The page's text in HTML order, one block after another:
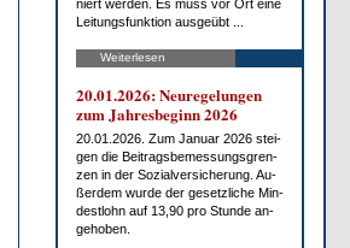
niert wer­den. Es muss vor Ort ei­ne
Lei­tungs­funk­ti­on aus­ge­übt ...
Weiterlesen
20.01.2026: Neu­re­ge­lun­gen
zum Jah­res­be­ginn 2026
20.01.2026. Zum Ja­nu­ar 2026 stei­
gen die Bei­trags­be­mes­sungs­gren­
zen in der So­zi­al­ver­si­che­rung. Au­
ßer­dem wur­de der ge­setz­li­che Min­
dest­lohn auf 13,90 pro St­un­de an­
ge­ho­ben.